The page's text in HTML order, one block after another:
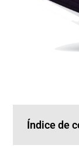
Índice de